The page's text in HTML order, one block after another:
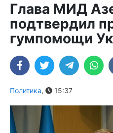
Глава МИД
подтвердил
гумпомощи
Политика, 15:37